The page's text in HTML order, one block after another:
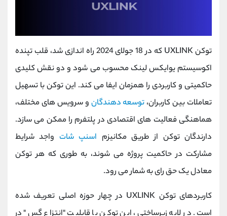
توکن UXLINK که در 18 جولای 2024 راه‌ اندازی شد، قلب تپنده
اکوسیستم یو‌ایکس لینک محسوب می ‌شود و دو نقش کلیدی
حاکمیتی و کاربردی را همزمان ایفا می کند. این توکن با تسهیل
تعاملات بین کاربران، توسعه ‌دهندگان و سرویس ‌های مختلف،
هماهنگی فعالیت ‌های اقتصادی در پلتفرم را ممکن می ‌سازد.
دارندگان توکن از طریق مکانیزم اسنپ ‌شات واجد شرایط
مشارکت در حاکمیت پروژه می ‌شوند، به ‌طوری که هر توکن
معادل یک حق رای به شمار می ‌رود.
کاربردهای توکن UXLINK در چهار حوزه اصلی تعریف شده